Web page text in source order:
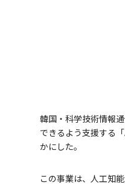
韓国・科学技術情報
できるよう支援する
かにした。
この事業は、人工知